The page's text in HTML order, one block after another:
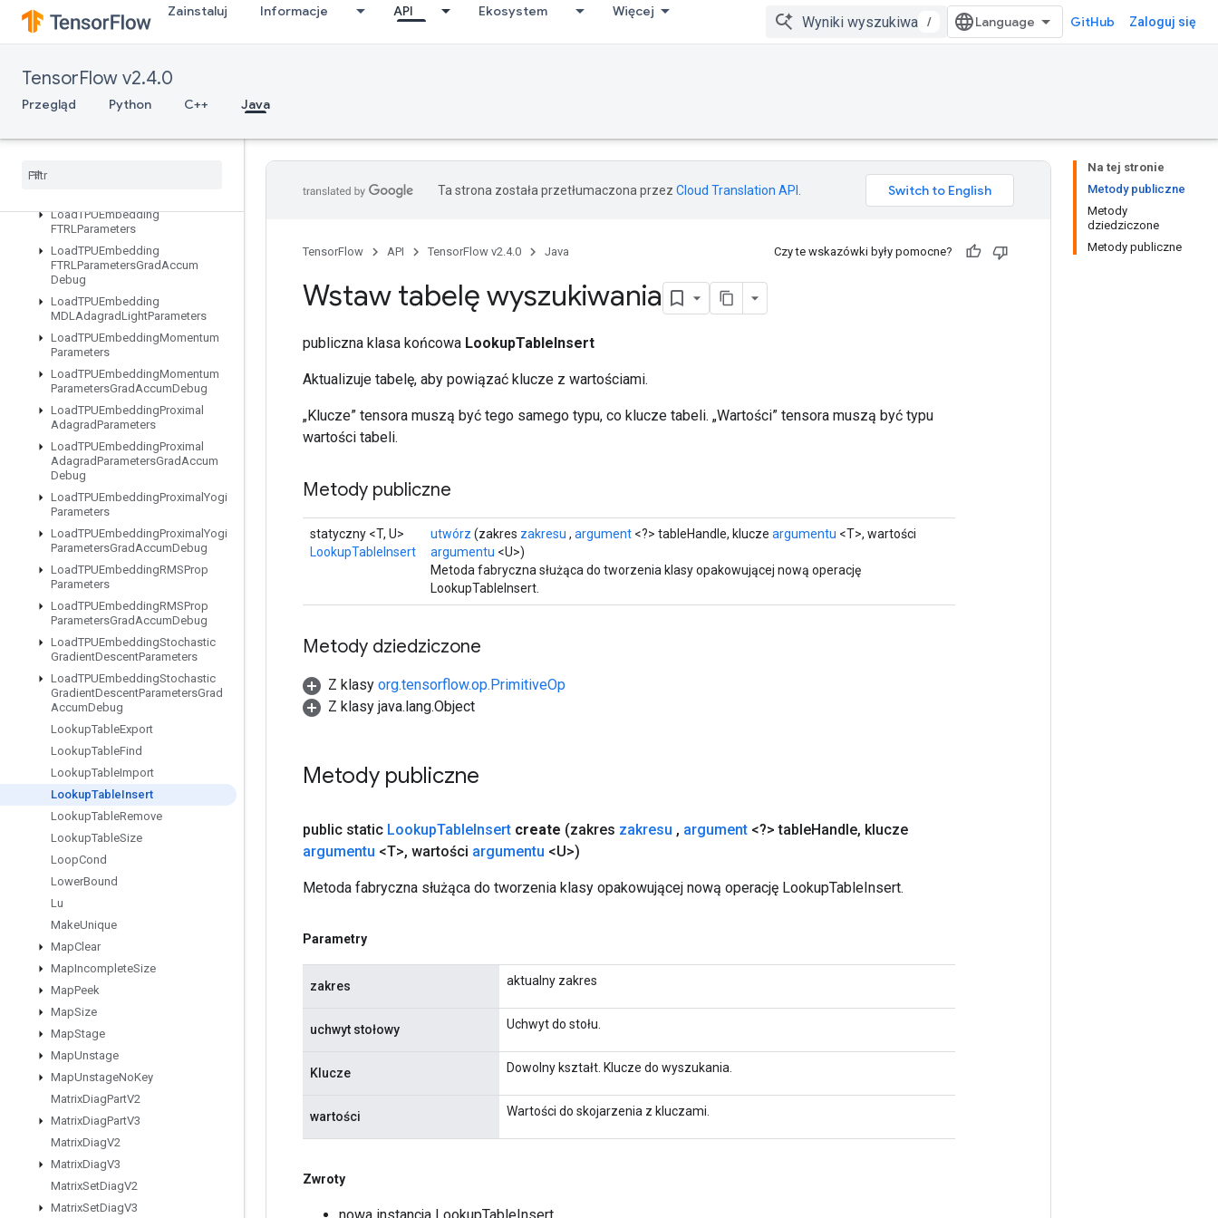
Zainstaluj Informacje API Ekosystem Więcej
/ GitHub Zaloguj się
TensorFlow v2.4.0
Przegląd Python C++ Java
LinSpace
LoadTPUEmbeddingADAMParameters
LoadTPUEmbeddingAdadeltaParameters
LoadTPUEmbeddingAdadeltaParametersGradAccumDebug
LoadTPUEmbeddingAdagrad
LoadTPUEmbedding
FTRLParameters
LoadTPUEmbedding
FTRLParametersGradAccum
Debug
LoadTPUEmbedding
MDLAdagradLightParameters
LoadTPUEmbeddingMomentum
Parameters
LoadTPUEmbeddingMomentum
ParametersGradAccumDebug
LoadTPUEmbeddingProximal
AdagradParameters
LoadTPUEmbeddingProximal
AdagradParametersGradAccum
Debug
LoadTPUEmbeddingProximal Yogi
Parameters
LoadTPUEmbeddingProximal Yogi
ParametersGradAccumDebug
LoadTPUEmbeddingRMSProp
Parameters
LoadTPUEmbeddingRMSProp
ParametersGradAccumDebug
LoadTPUEmbeddingStochastic
GradientDescentParameters
LoadTPUEmbeddingStochastic
GradientDescentParametersGrad
AccumDebug
LookupTableExport
LookupTableFind
LookupTableImport
LookupTableInsert
LookupTableRemove
LookupTableSize
LoopCond
LowerBound
Lu
MakeUnique
MapClear
MapIncompleteSize
MapPeek
MapSize
MapStage
MapUnstage
MapUnstageNoKey
MatrixDiagPartV2
MatrixDiagPartV3
MatrixDiagV2
MatrixDiagV3
MatrixSetDiagV2
MatrixSetDiagV3
Na tej stronie
Metody publiczne
Metody
dziedziczone
Metody publiczne
Ta strona została przetłumaczona przez Cloud Translation API
TensorFlow API TensorFlow v2.4.0 Java Czy te wskazówki były pomocne?
Wstaw tabelę wyszukiwania
publiczna klasa końcowa LookupTableInsert
Aktualizuje tabelę, aby powiązać klucze z wartościami.
„Klucze” tensora muszą być tego samego typu, co klucze tabeli. „Wartości” tensora muszą być typu
wartości tabeli.
Metody publiczne
statyczny <T, U>
LookupTableInsert
utwórz (zakres zakresu , argument <?> tableHandle, klucze argumentu <T>, wartości
argumentu <U>)
Metoda fabryczna służąca do tworzenia klasy opakowującej nową operację
LookupTableInsert.
Metody dziedziczone
Z klasy org.tensorflow.op.PrimitiveOp
Z klasy java.lang.Object
Metody publiczne
public static LookupTableInsert create (zakres zakresu , argument <?> tableHandle, klucze
argumentu <T>, wartości argumentu <U>)
Metoda fabryczna służąca do tworzenia klasy opakowującej nową operację LookupTableInsert.
Parametry
zakres aktualny zakres
uchwyt stołowy Uchwyt do stołu.
Klucze Dowolny kształt. Klucze do wyszukania.
wartości Wartości do skojarzenia z kluczami.
Zwroty